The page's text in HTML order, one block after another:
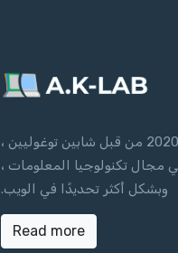
تم إنشاء AKLAB في عام 2020 من قبل شابين توغوليين ،
تكنولوجيا المعلومات ،
وبشكل أكثر تحديدًا في الويب.
Read more